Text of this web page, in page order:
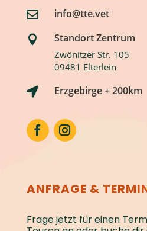
 info@tte.vet
 Standort Zentrum
Zwönitzer Str. 105
09481 Elterlein
 Erzgebirge + 200km
ANFRAGE &
Frage jetzt für einen